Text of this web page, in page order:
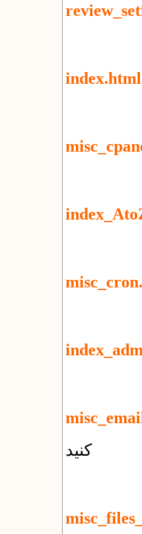
index.html
کنید